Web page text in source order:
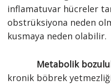
inflamatuvar hücreler
obstrüksiyona neden
kusmaya neden olabilir.
Metabolik
kronik böbrek